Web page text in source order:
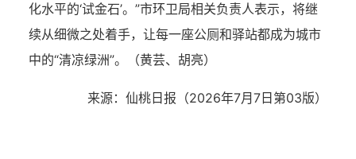
化水平的‘试金石’。”市环卫局相关负责人表示，将继
续从细微之处着手，让每一座公厕和驿站都成为城市
中的“清凉绿洲”。（黄芸、 胡亮）
来源：仙桃日报（2026年7月7日 第03版）